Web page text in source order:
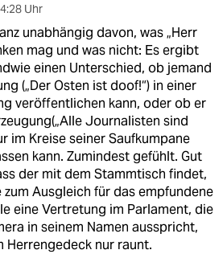
Uhr
unabhängig davon, was „Herr
mag und was nicht: Es ergibt
einen Unterschied, ob jemand
(„Der Osten ist doof!“) in einer
veröffentlichen kann, oder ob er
Journalisten sind
im Kreise seiner Saufkumpane
kann. Zumindest gefühlt. Gut
der mit dem Stammtisch findet,
Ausgleich für das empfundene
eine Vertretung im Parlament, die
in seinem Namen ausspricht,
Herrengedeck nur raunt.